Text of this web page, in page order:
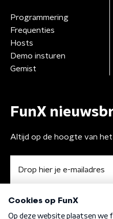
Programmering
Frequenties
Hosts
Demo insturen
Gemist
FunX
Altijd op de hoogte van